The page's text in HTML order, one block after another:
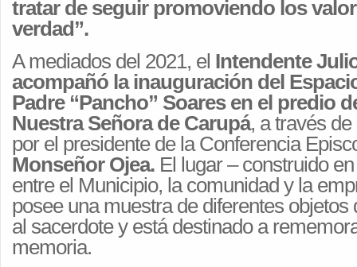
tratar de seguir promoviendo los
verdad”.
A mediados del 2021, el Intendente
acompañó la inauguración del
Padre “Pancho” Soares en el predio
Nuestra Señora de Carupá, a través
por el presidente de la Conferencia
Monseñor Ojea. El lugar – construido
entre el Municipio, la comunidad y la
posee una muestra de diferentes objetos
al sacerdote y está destinado a
memoria.